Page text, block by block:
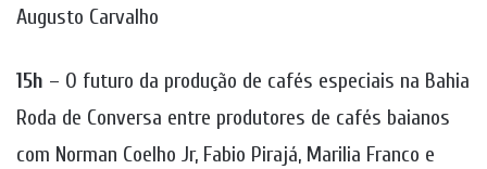
Augusto Carvalho
15h – O futuro da produção de cafés especiais na Bahia
Roda de Conversa entre produtores de cafés baianos
com Norman Coelho Jr, Fabio Pirajá, Marilia Franco e